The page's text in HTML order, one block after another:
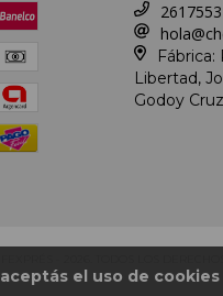
aceptás el uso de cookies
Libertad,
Godoy